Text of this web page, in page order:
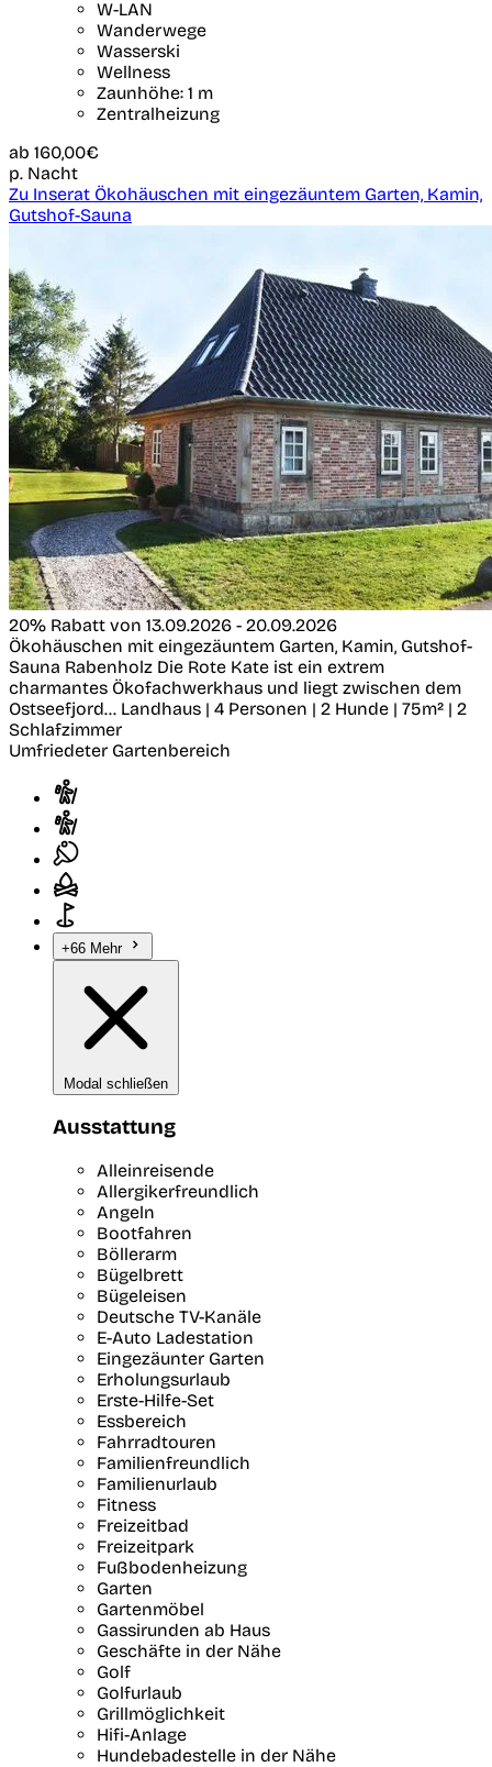
W-LAN
Wanderwege
Wasserski
Wellness
Zaunhöhe: 1 m
Zentralheizung
ab 160,00€
p. Nacht
Zu Inserat Ökohäuschen mit eingezäuntem Garten, Kamin,
Gutshof-Sauna
20% Rabatt von 13.09.2026 - 20.09.2026
Ökohäuschen mit eingezäuntem Garten, Kamin, Gutshof-
Sauna Rabenholz Die Rote Kate ist ein extrem
charmantes Ökofachwerkhaus und liegt zwischen dem
Ostseefjord... Landhaus | 4 Personen | 2 Hunde | 75m² | 2
Schlafzimmer
Umfriedeter Gartenbereich
+66 Mehr
Modal schließen
Ausstattung
Alleinreisende
Allergikerfreundlich
Angeln
Bootfahren
Böllerarm
Bügelbrett
Bügeleisen
Deutsche TV-Kanäle
E-Auto Ladestation
Eingezäunter Garten
Erholungsurlaub
Erste-Hilfe-Set
Essbereich
Fahrradtouren
Familienfreundlich
Familienurlaub
Fitness
Freizeitbad
Freizeitpark
Fußbodenheizung
Garten
Gartenmöbel
Gassirunden ab Haus
Geschäfte in der Nähe
Golf
Golfurlaub
Grillmöglichkeit
Hifi-Anlage
Hundebadestelle in der Nähe